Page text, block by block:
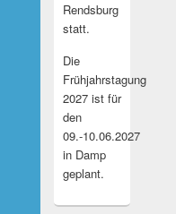
Rendsburg
statt.
Die
Frühjahrstagung
2027 ist für
den
09.-10.06.2027
in Damp
geplant.